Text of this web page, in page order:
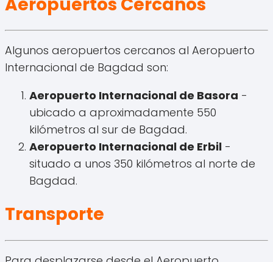
Algunos aeropuertos cercanos al Aeropuerto
Internacional de Bagdad son:
Aeropuerto Internacional de Basora -
ubicado a aproximadamente 550
kilómetros al sur de Bagdad.
Aeropuerto Internacional de Erbil -
situado a unos 350 kilómetros al norte de
Bagdad.
Transporte